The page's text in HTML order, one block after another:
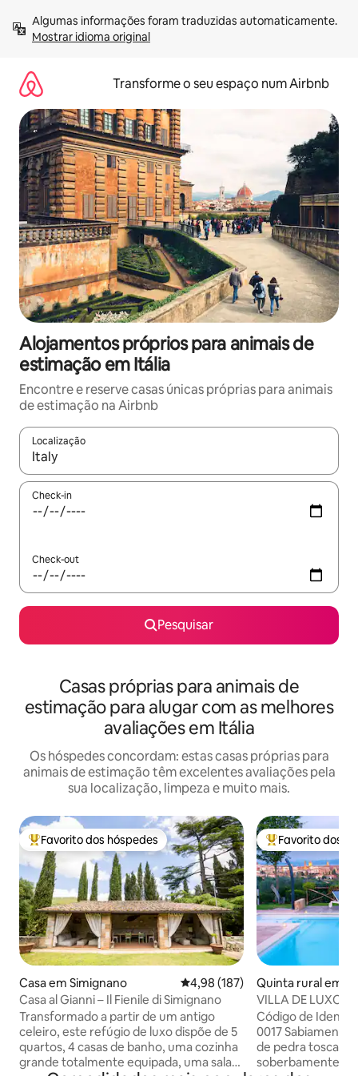
para
Mostrar idioma original
Transforme o seu espaço num Airbnb
Alojamentos próprios para animais de
estimação em Itália
Encontre e reserve casas únicas próprias para animais
de estimação na Airbnb
Localização
Quando os resultados estiverem disponíveis, navegue com
Check-in
Check-out
Pesquisar
Casas próprias para animais de
estimação para alugar com as melhores
avaliações em Itália
Os hóspedes concordam: estas casas próprias para
animais de estimação têm excelentes avaliações pela
sua localização, limpeza e muito mais.
Favoritos dos hóspedes mais apreciados
Favorito dos hóspedes
Casa em Simignano Classificação média de 4,98 em
4,98 (187)
Casa al Gianni – Il Fienile di Simignano
Transformado a partir de um antigo
celeiro, este refúgio de luxo dispõe de 5
quartos, 4 casas de banho, uma cozinha
grande totalmente equipada, uma sala
Favoritos dos
Favorito dos
Quinta rural em
avino
VILLA DE LUXO
SALGADA A 35
Código de
0017 Sabiamente
de pedra
soberbamente